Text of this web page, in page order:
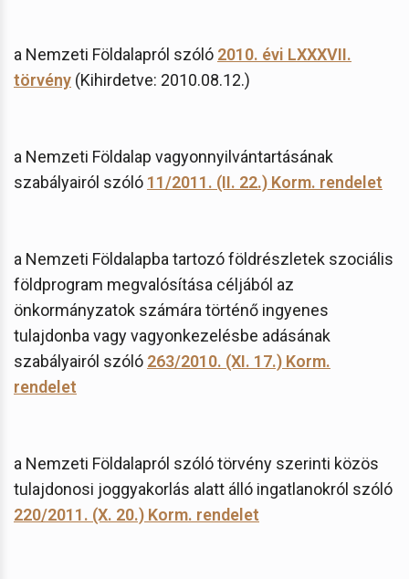
a Nemzeti Földalapról szóló 2010. évi LXXXVII.
törvény (Kihirdetve: 2010.08.12.)
a Nemzeti Földalap vagyonnyilvántartásának
szabályairól szóló 11/2011. (II. 22.) Korm. rendelet
a Nemzeti Földalapba tartozó földrészletek szociális
földprogram megvalósítása céljából az
önkormányzatok számára történő ingyenes
tulajdonba vagy vagyonkezelésbe adásának
szabályairól szóló 263/2010. (XI. 17.) Korm.
rendelet
a Nemzeti Földalapról szóló törvény szerinti közös
tulajdonosi joggyakorlás alatt álló ingatlanokról szóló
220/2011. (X. 20.) Korm. rendelet